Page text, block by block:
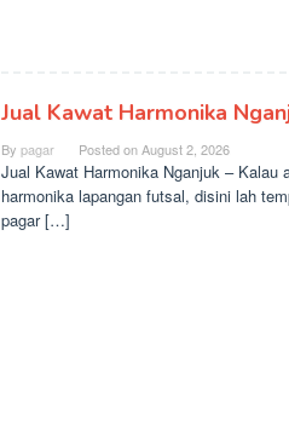
Jual Kawat Harmonika
By pagar Posted onAugust 2, 2026
Jual Kawat Harmonika Nganjuk – Kalau
harmonika lapangan futsal, disini lah
pagar […]